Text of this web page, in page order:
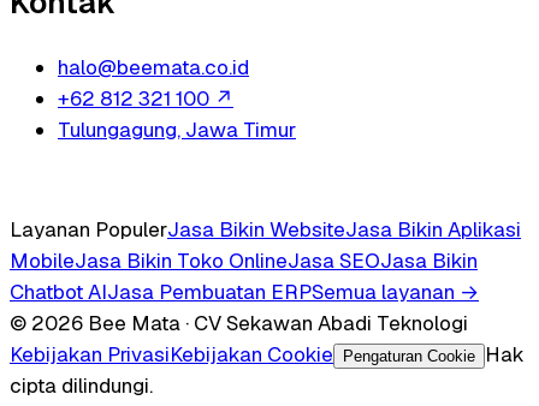
halo@beemata.co.id
+62 812 321 100 ↗
Tulungagung, Jawa Timur
Layanan PopulerJasa Bikin WebsiteJasa Bikin Aplikasi
MobileJasa Bikin Toko OnlineJasa SEOJasa Bikin
Chatbot AIJasa Pembuatan ERPSemua layanan →
© 2026 Bee Mata · CV Sekawan Abadi Teknologi
Kebijakan PrivasiKebijakan Cookie Pengaturan Cookie
Hak
cipta dilindungi.